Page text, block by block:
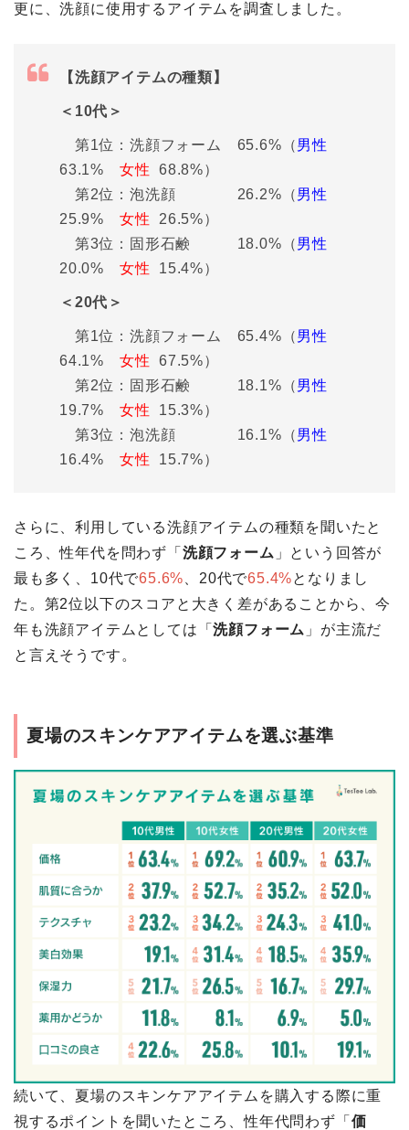
更に、洗顔に使用するアイテムを調査しました。
【洗顔アイテムの種類】
＜10代＞
第1位：洗顔フォーム 65.6%（男性
63.1% 女性 68.8%）
第2位：泡洗顔 26.2%（男性
25.9% 女性 26.5%）
第3位：固形石鹸 18.0%（男性
20.0% 女性 15.4%）
＜20代＞
第1位：洗顔フォーム 65.4%（男性
64.1% 女性 67.5%）
第2位：固形石鹸 18.1%（男性
19.7% 女性 15.3%）
第3位：泡洗顔 16.1%（男性
16.4% 女性 15.7%）
さらに、利用している洗顔アイテムの種類を聞いたと
ころ、性年代を問わず「 洗顔フォーム 」という回答が
最も多く、10代で65.6% 、20代で65.4%となりまし
た。第2位以下のスコアと大きく差があることから、今
年も洗顔アイテムとしては「洗顔フォーム 」が主流だ
と言えそうです。
夏場のスキンケアアイテムを選ぶ基準
続いて、夏場のスキンケアアイテムを購入する際に重
視するポイントを聞いたところ、性年代問わず「 価